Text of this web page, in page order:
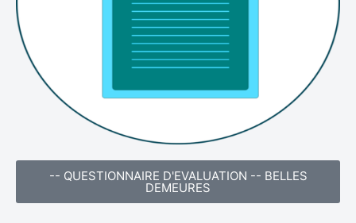
-- QUESTIONNAIRE D'EVALUATION -- BELLES
DEMEURES